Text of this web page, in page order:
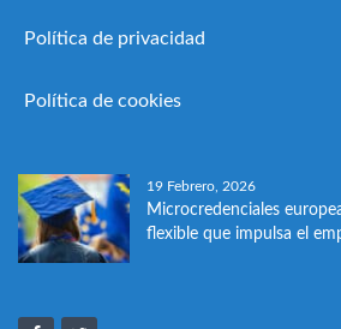
Política de privacidad
Política de cookies
19 Febrero, 2026
Microcredenciales
flexible que impulsa el